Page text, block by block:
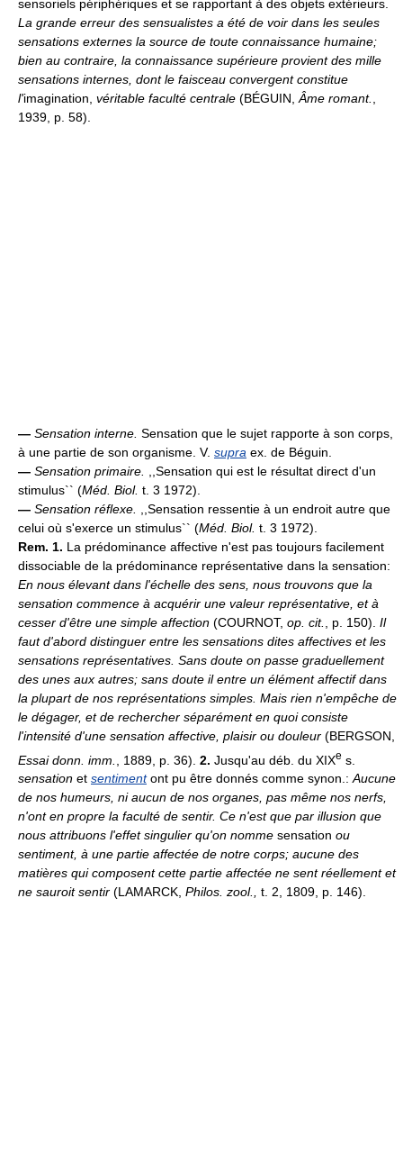
sensoriels périphériques et se rapportant à des objets extérieurs.
La grande erreur des sensualistes a été de voir dans les seules
sensations externes la source de toute connaissance humaine;
bien au contraire, la connaissance supérieure provient des mille
sensations internes, dont le faisceau convergent constitue
l'imagination, véritable faculté centrale (BÉGUIN, Âme romant.
1939, p. 58).
— Sensation interne. Sensation que le sujet rapporte à son corps,
à une partie de son organisme. V. supra ex. de Béguin.
— Sensation primaire.
,,Sensation qui est le résultat direct d'un
stimulus`` (Méd. Biol. t. 3 1972).
— Sensation réflexe.
,,Sensation ressentie à un endroit autre que
celui où s'exerce un stimulus`` (Méd. Biol. t. 3 1972).
Rem. 1. La prédominance affective n'est pas toujours facilement
dissociable de la prédominance représentative dans la sensation:
En nous élevant dans l'échelle des sens, nous trouvons que la
sensation commence à acquérir une valeur représentative, et à
cesser d'être une simple affection (COURNOT, op. cit. , p. 150). Il
faut d'abord distinguer entre les sensations dites affectives et les
sensations représentatives. Sans doute on passe graduellement
des unes aux autres; sans doute il entre un élément affectif dans
la plupart de nos représentations simples. Mais rien n'empêche de
le dégager, et de rechercher séparément en quoi consiste
l'intensité d'une sensation affective, plaisir ou douleur (BERGSON,
Essai donn. imm.
, 1889, p. 36). 2. Jusqu'au déb. du XIXe s.
sensation et sentimentont pu être donnés comme synon.:Aucune
de nos humeurs, ni aucun de nos organes, pas même nos nerfs,
n'ont en propre la faculté de sentir. Ce n'est que par illusion que
nous attribuons l'effet singulier qu'on nomme sensation ou
sentiment, à une partie affectée de notre corps; aucune des
matières qui composent cette partie affectée ne sent réellement et
ne sauroit sentir (LAMARCK, Philos. zool., t. 2, 1809, p. 146).